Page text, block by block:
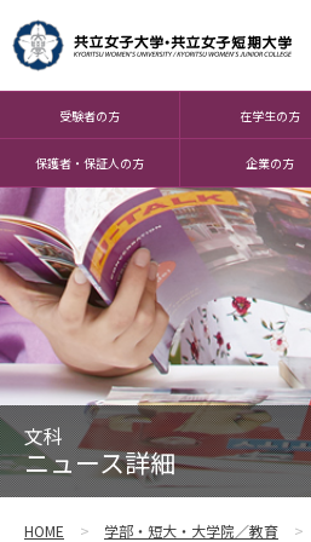
受験者の方 在学生の方
保護者・保証人の方 企業の方
文科
ニュース詳細
HOME 学部・短大・大学院／教育